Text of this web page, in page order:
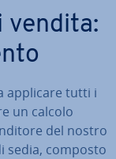
vendita:
applicare tutti i
un calcolo
del nostro
sedia, composto